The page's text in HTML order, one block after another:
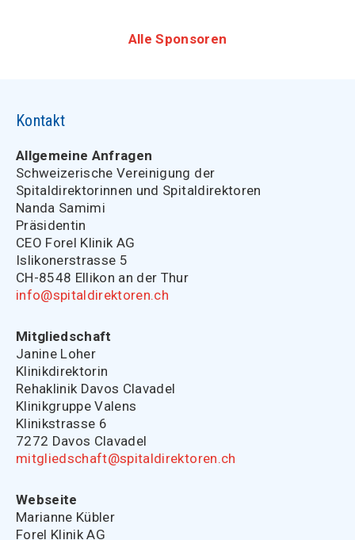
Alle Sponsoren
Kontakt
Allgemeine Anfragen
Schweizerische Vereinigung der
Spitaldirektorinnen und Spitaldirektoren
Nanda Samimi
Präsidentin
CEO Forel Klinik AG
Islikonerstrasse 5
CH-8548 Ellikon an der Thur
info@spitaldirektoren.ch
Mitgliedschaft
Janine Loher
Klinikdirektorin
Rehaklinik Davos Clavadel
Klinikgruppe Valens
Klinikstrasse 6
7272 Davos Clavadel
mitgliedschaft@spitaldirektoren.ch
Webseite
Marianne Kübler
Forel Klinik AG